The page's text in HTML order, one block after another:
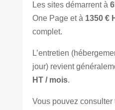
Les sites démarrent à
One Page et à 1350 €
complet.
L’entretien
jour) revient
HT / mois.
Vous pouvez consulter